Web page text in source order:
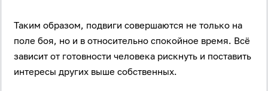
Таким образом, подвиги совершаются не только на
поле боя, но и в относительно спокойное время. Всё
зависит от готовности человека рискнуть и поставить
интересы других выше собственных.